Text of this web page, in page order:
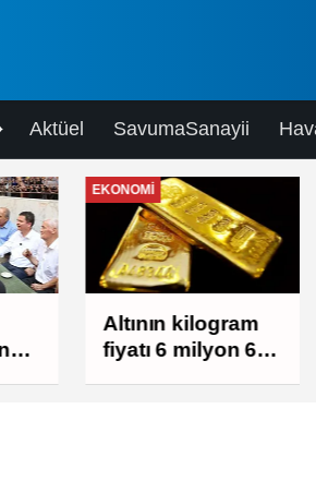
Aktüel SavumaSanayii
EKONOMI
Altının kilogram
fiyatı 6 milyon 673